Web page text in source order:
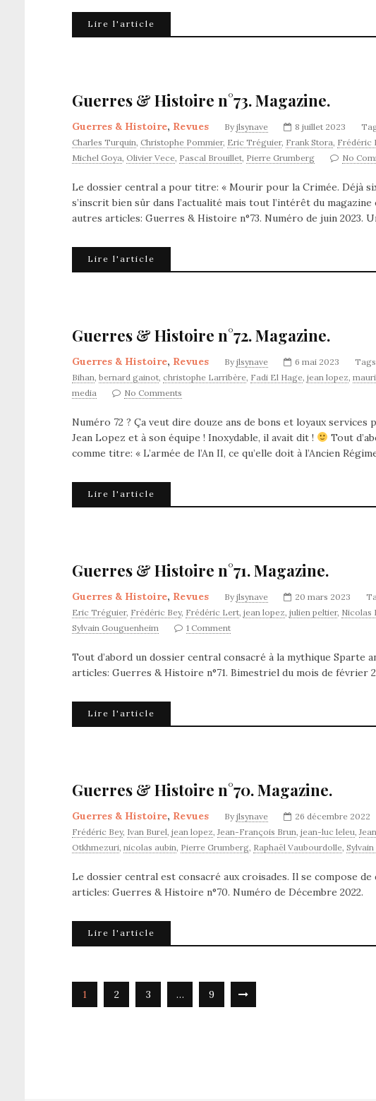
Lire l'article
Guerres & Histoire n°73. Magazine.
Guerres & Histoire, Revues By jlsynave 8 juillet 2023
Charles Turquin, Christophe Pommier, Eric Tréguier, Frank Stora, Frédéric
Michel Goya, Olivier Vece, Pascal Brouillet, Pierre Grumberg No
Le dossier central a pour titre: « Mourir pour la Crimée. Déjà
s’inscrit bien sûr dans l’actualité mais tout l’intérêt du
autres articles: Guerres & Histoire n°73. Numéro de juin 2023.
Lire l'article
Guerres & Histoire n°72. Magazine.
Guerres & Histoire, Revues By jlsynave 6 mai 2023
Bihan, bernard gainot, christophe Larribère, Fadi El Hage, jean lopez,
media
No Comments
Numéro 72 ? Ça veut dire douze ans de bons et loyaux
Jean Lopez et à son équipe ! Inoxydable, il avait dit !
Tout
comme titre: « L’armée de l’An II, ce qu’elle doit à l’Ancien
Lire l'article
Guerres & Histoire n°71. Magazine.
Guerres & Histoire, Revues By jlsynave 20 mars 2023
Eric Tréguier, Frédéric Bey, Frédéric Lert, jean lopez, julien peltier, Nicolas
Sylvain Gouguenheim
1 Comment
Tout d’abord un dossier central consacré à la mythique Sparte
articles: Guerres & Histoire n°71. Bimestriel du mois de février
Lire l'article
Guerres & Histoire n°70. Magazine.
Guerres & Histoire, Revues By jlsynave 26 décembre 2022
Frédéric Bey, Ivan Burel, jean lopez,Jean-François Brun, jean-luc leleu,
Otkhmezuri, nicolas aubin, Pierre Grumberg, Raphaël Vaubourdolle,
Le dossier central est consacré aux croisades. Il se compose
articles: Guerres & Histoire n°70. Numéro de Décembre 2022.
Lire l'article
1 2 3 … 9